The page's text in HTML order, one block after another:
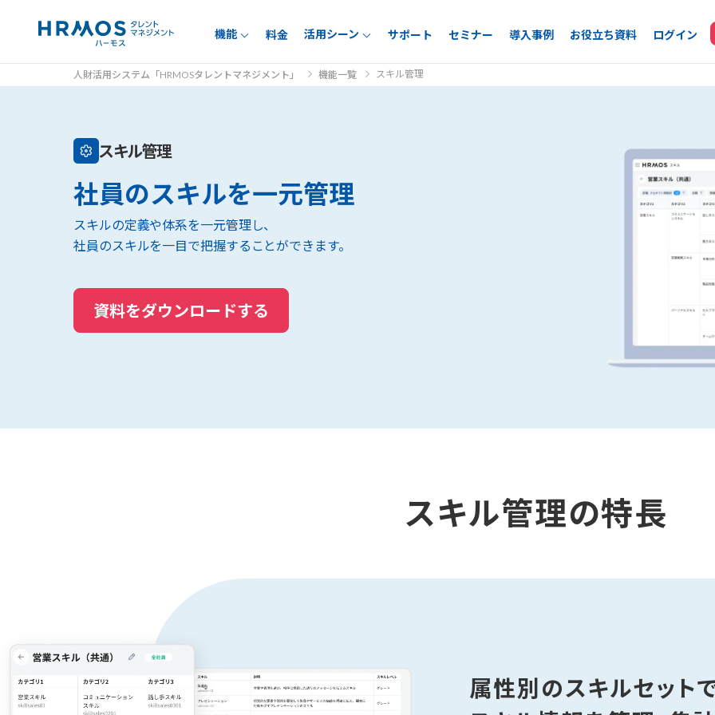
機能 料金 活用シーン サポート セミナー 導入事例 お役立ち資料 ログイン
人財活用システム「HRMOSタレントマネジメント」 機能一覧 スキル管理
スキル管理
社員のスキルを一元管理
スキルの定義や体系を一元管理し、
社員のスキルを一目で把握することができます。
資料をダウンロードする
スキル管理の特長
属性別のスキルセット